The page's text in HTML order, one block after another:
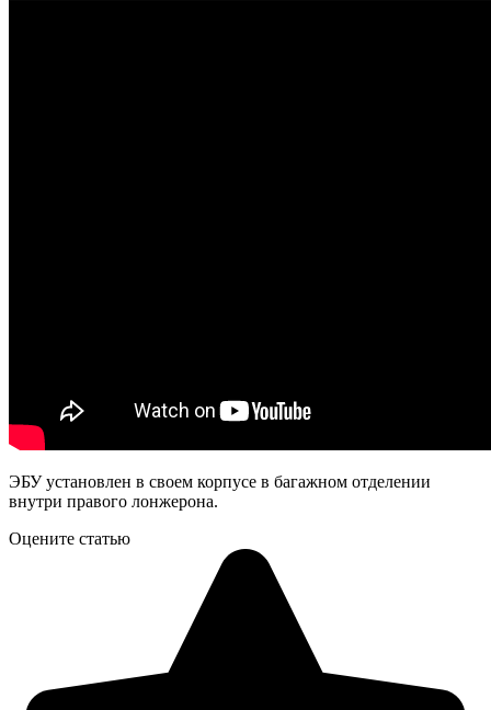
ЭБУ установлен в своем корпусе в багажном отделении
внутри правого лонжерона.
Оцените статью